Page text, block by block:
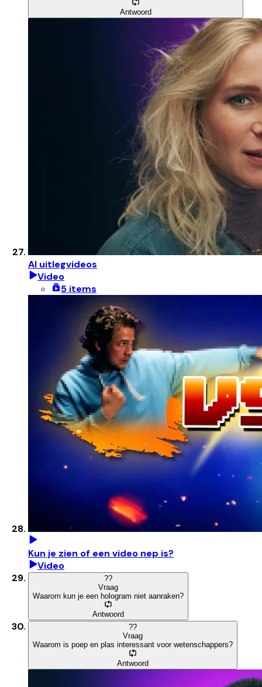
Antwoord
AI uitlegvideos
Video
5 items
Kun je zien of een video nep is?
Video
??
Vraag
Waarom kun je een hologram niet aanraken?
Antwoord
??
Vraag
Waarom is poep en plas interessant voor wetenschappers?
Antwoord